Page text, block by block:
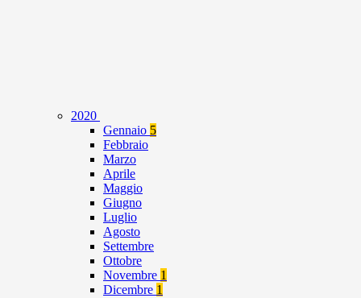
2020
Gennaio 5
Febbraio
Marzo
Aprile
Maggio
Giugno
Luglio
Agosto
Settembre
Ottobre
Novembre 1
Dicembre 1